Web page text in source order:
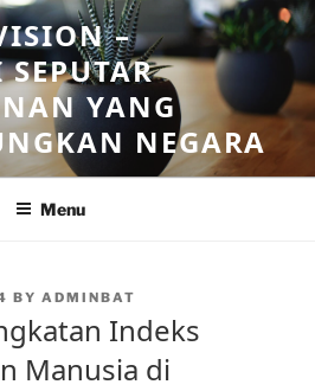
–
YANG
NEGARA
Menu
BY ADMINBAT
Indeks
Manusia di